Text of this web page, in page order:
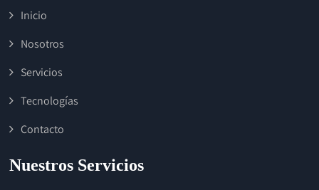
Inicio
Nosotros
Servicios
Tecnologías
Contacto
Nuestros Servicios